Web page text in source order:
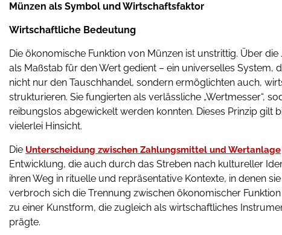
Münzen als Symbol und Wirtschaftsfaktor
Wirtschaftliche Bedeutung
Die ökonomische Funktion von Münzen ist unstrittig. Über
als Maßstab für den Wert gedient – ein universelles System,
nicht nur den Tauschhandel, sondern ermöglichten auch,
strukturieren. Sie fungierten als verlässliche „Wertmesser“,
reibungslos abgewickelt werden konnten. Dieses Prinzip gilt
vielerlei Hinsicht.
Die Unterscheidung zwischen Zahlungsmittel und Wertanlage
Entwicklung, die auch durch das Streben nach kultureller
ihren Weg in rituelle und repräsentative Kontexte, in denen
verbroch sich die Trennung zwischen ökonomischer
zu einer Kunstform, die zugleich als wirtschaftliches
prägte.